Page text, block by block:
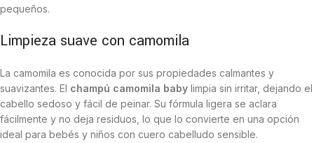
pequeños.
Limpieza suave con camomila
La camomila es conocida por sus propiedades calmantes y
suavizantes. El champú camomila baby limpia sin irritar, dejando el
cabello sedoso y fácil de peinar. Su fórmula ligera se aclara
fácilmente y no deja residuos, lo que lo convierte en una opción
ideal para bebés y niños con cuero cabelludo sensible.